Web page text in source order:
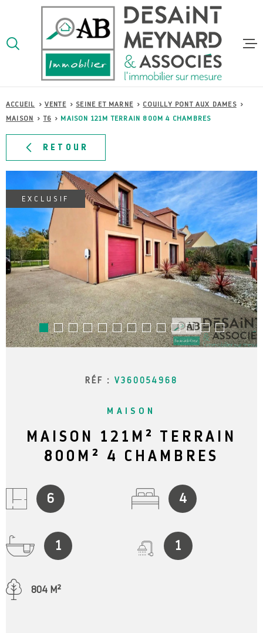
recherche
menu
principal
contenu
NOTRE
BLOG
ACCUEIL VENTE SEINE ET MARNE
COUILLY PONT AUX DAMES
MAISON
T6 MAISON 121M TERRAIN 800M 4 CHAMBRES
RETOUR
EXCLUSIF
RÉF :V360054968
MAISON
MAISON 121M² TERRAIN
800M² 4 CHAMBRES
6 4
1 1
804 M²
VOTRE
RECHERCHE
TYPE
D'OFFRE
VENTE
VILLE
Budget
BUDGET
RECHERCHER